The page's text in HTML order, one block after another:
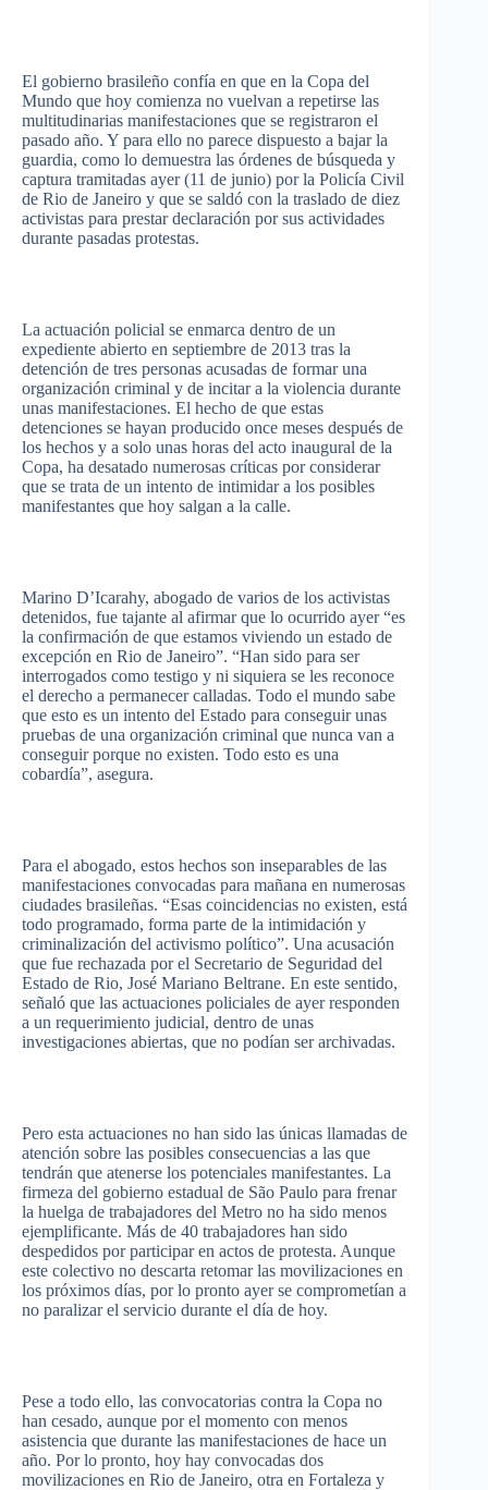
El gobierno brasileño confía en que en la Copa del
Mundo que hoy comienza no vuelvan a repetirse las
multitudinarias manifestaciones que se registraron el
pasado año. Y para ello no parece dispuesto a bajarla
guardia, como lo demuestra las órdenes de búsqueda y
captura tramitadas ayer(11 de junio) porla Policía Civil
de Rio de Janeiro y que se saldó con la traslado de diez
activistas para prestar declaración por sus actividades
durante pasadas protestas.
La actuación policial se enmarca dentro de un
expediente abierto en septiembre de 2013 tras la
detención de tres personas acusadas de formar una
organización criminal y de incitara la violencia durante
unas manifestaciones. El hecho de que estas
detenciones se hayan producido once meses después de
los hechos y a solo unas horas del acto inaugural de la
Copa, ha desatado numerosas críticas por considerar
que se trata de un intento de intimidara los posibles
manifestantes que hoy salgan a la calle.
Marino D’Icarahy, abogado de varios de los activistas
detenidos, fue tajante al afirmar que lo ocurrido ayer “es
la confirmación de que estamos viviendo un estado de
excepción en Rio de Janeiro”. “Han sido para ser
interrogados como testigo y ni siquiera se les reconoce
el derecho a permanecer calladas. Todo el mundo sabe
que esto es un intento del Estado para conseguir unas
pruebas de una organización criminal que nunca van a
conseguir porque no existen. Todo esto es una
cobardía”, asegura.
Para el abogado, estos hechos son inseparables de las
manifestaciones convocadas para mañana en numerosas
ciudades brasileñas. “Esas coincidencias no existen, está
todo programado, forma parte de la intimidación y
criminalización del activismo político”. Una acusación
que fue rechazada porel Secretario de Seguridad del
Estado de Rio, José Mariano Beltrane. En este sentido,
señaló que las actuaciones policiales de ayer responden
a un requerimiento judicial, dentro de unas
investigaciones abiertas, que no podían ser archivadas.
Pero esta actuaciones no han sido las únicas llamadas de
atención sobre las posibles consecuencias a las que
tendrán que atenerse los potenciales manifestantes. La
firmeza del gobierno estadual de São Paulo para frenar
la huelga de trabajadores del Metro no ha sido menos
ejemplificante. Más de 40 trabajadores han sido
despedidos por participaren actos de protesta. Aunque
este colectivo no descarta retomar las movilizaciones en
los próximos días, porlo pronto ayerse comprometían a
no paralizarel servicio durante el día de hoy.
Pese a todo ello, las convocatorias contra la Copa no
han cesado, aunque porel momento con menos
asistencia que durante las manifestaciones de hace un
año. Porlo pronto, hoy hay convocadas dos
movilizaciones en Rio de Janeiro, otra en Fortaleza y